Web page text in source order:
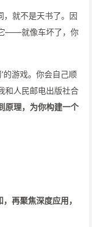
，就不是天书了。因
——就像车坏了，你
的游戏。你会自己顺
和人民邮电出版社合
原理，为你构建一个
再聚焦深度应用，